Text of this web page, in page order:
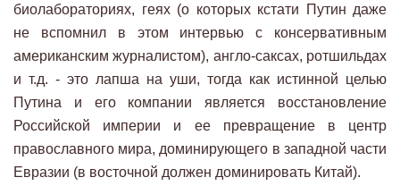
биолабораториях, геях (о которых кстати Путин даже
не вспомнил в этом интервью с консервативным
американским журналистом), англо-саксах, ротшильдах
и т.д. - это лапша на уши, тогда как истинной целью
Путина и его компании является восстановление
Российской империи и ее превращение в центр
православного мира, доминирующего в западной части
Евразии (в восточной должен доминировать Китай).